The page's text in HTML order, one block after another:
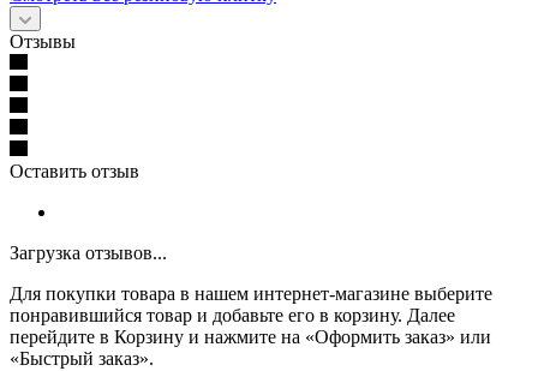
Отзывы
Оставить отзыв
Загрузка отзывов...
Для покупки товара в нашем интернет-магазине выберите
понравившийся товар и добавьте его в корзину. Далее
перейдите в Корзину и нажмите на «Оформить заказ» или
«Быстрый заказ».